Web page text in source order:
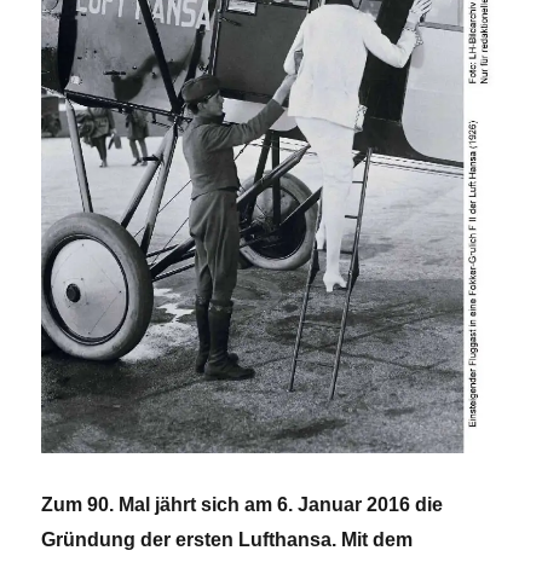
Zum 90. Mal jährt sich am 6. Januar 2016 die
Gründung der ersten Lufthansa. Mit dem